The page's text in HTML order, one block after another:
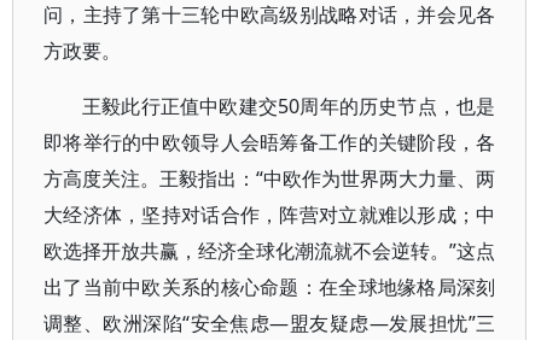
问，主持了第十三轮中欧高级别战略对话，并会见各
方政要。
王毅此行正值中欧建交50周年的历史节点，也是
即将举行的中欧领导人会晤筹备工作的关键阶段，各
方高度关注。王毅指出：“中欧作为世界两大力量、两
大经济体，坚持对话合作，阵营对立就难以形成；中
欧选择开放共赢，经济全球化潮流就不会逆转。”这点
出了当前中欧关系的核心命题：在全球地缘格局深刻
调整、欧洲深陷“安全焦虑—盟友疑虑—发展担忧”三